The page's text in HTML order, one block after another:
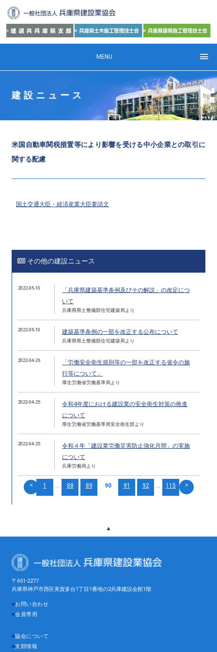
MENU
建設ニュース
米国自動車関税措置等により影響を受ける中小企業との取引に
関する配慮
国土交通大臣・経済産業大臣要請文
その他の建設ニュース
2022-05-10
「兵庫県建築基準条例及びその解説」の改定につ
いて
兵庫県県土整備部住宅建築局より
2022-05-10 建築基準条例の一部を改正する公布について
兵庫県県土整備部住宅建築局より
2022-04-26
「労働安全衛生規則等の一部を改正する省令の施
行等について」
厚生労働省労働基準局より
2022-04-25
令和4年度における建設業の安全衛生対策の推進
について
厚生労働省労働基準局安全衛生部より
2022-04-25
令和４年「建設業労働災害防止強化月間」の実施
について
兵庫労働局より
< 1 ... 88 89 90 91 92 ... 115 >
▲
〒651-2277
兵庫県神戸市西区美賀多台1丁目1番地の2兵庫建設会館1階
■お問い合わせ
■会員専用
■協会について
■支部情報